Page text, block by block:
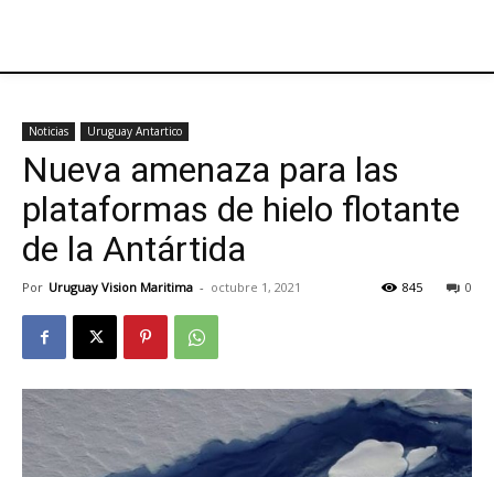
Noticias Uruguay Antartico
Nueva amenaza para las
plataformas de hielo flotante
de la Antártida
Por Uruguay Vision Maritima - octubre 1, 2021 0
845